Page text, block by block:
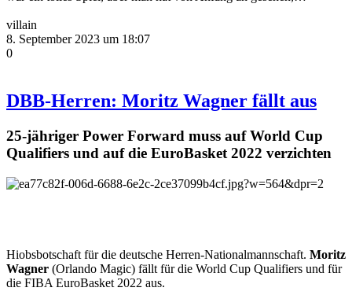
villain
8. September 2023 um 18:07
0
DBB-Herren: Moritz Wagner fällt aus
25-jähriger Power Forward muss auf World Cup
Qualifiers und auf die EuroBasket 2022 verzichten
Hiobsbotschaft für die deutsche Herren-Nationalmannschaft. Moritz
Wagner (Orlando Magic) fällt für die World Cup Qualifiers und für
die FIBA EuroBasket 2022 aus.